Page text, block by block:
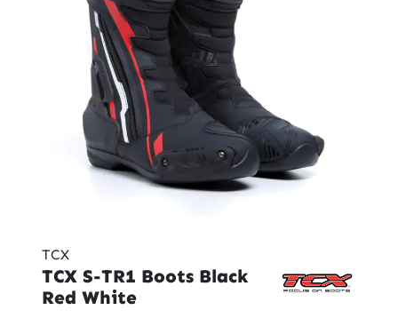
TCX
TCX S-TR1 Boots Black
Red White